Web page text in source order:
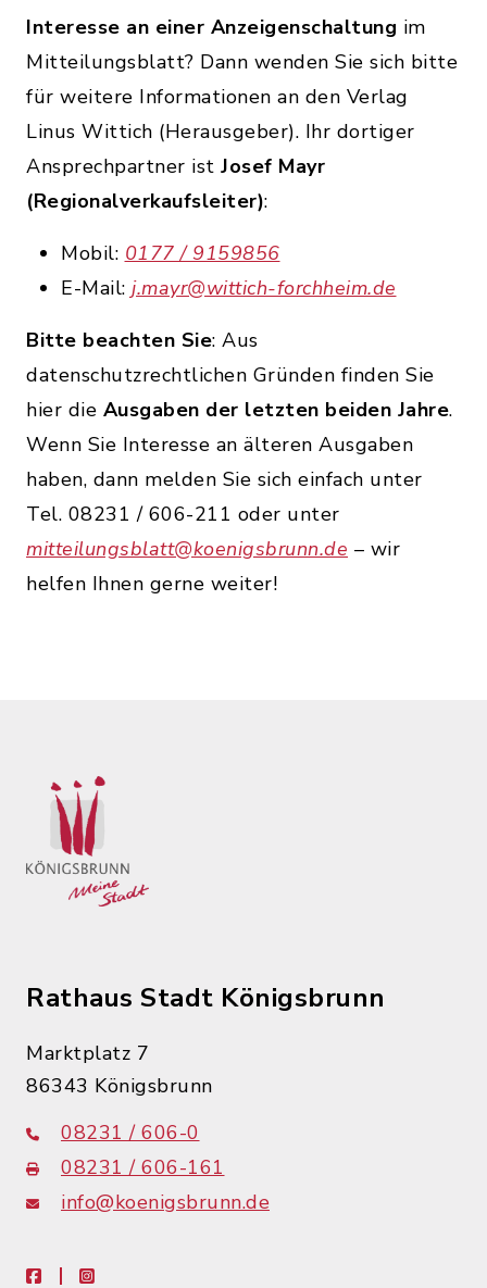
Interesse an einer Anzeigenschaltung im
Mitteilungsblatt? Dann wenden Sie sich bitte
für weitere Informationen an den Verlag
Linus Wittich (Herausgeber). Ihr dortiger
Ansprechpartner ist Josef Mayr
(Regionalverkaufsleiter):
Mobil: 0177 / 9159856
E-Mail: j.mayr@wittich-forchheim.de
Bitte beachten Sie: Aus
datenschutzrechtlichen Gründen finden Sie
hier die Ausgaben der letzten beiden Jahre.
Wenn Sie Interesse an älteren Ausgaben
haben, dann melden Sie sich einfach unter
Tel. 08231 / 606-211 oder unter
mitteilungsblatt@koenigsbrunn.de – wir
helfen Ihnen gerne weiter!
Rathaus Stadt Königsbrunn
Marktplatz 7
86343 Königsbrunn
08231 / 606-0
08231 / 606-161
info@koenigsbrunn.de
facebookinstagram